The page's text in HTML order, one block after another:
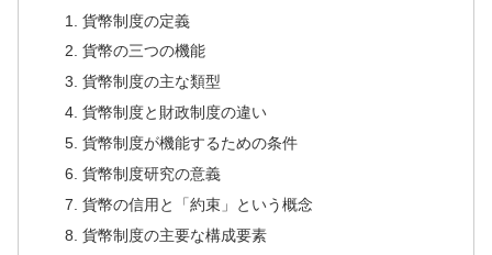
貨幣制度の定義
貨幣の三つの機能
貨幣制度の主な類型
貨幣制度と財政制度の違い
貨幣制度が機能するための条件
貨幣制度研究の意義
貨幣の信用と「約束」という概念
貨幣制度の主要な構成要素